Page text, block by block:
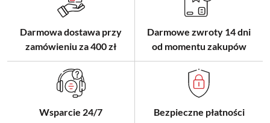
Darmowa dostawa przy
zamówieniu za 400 zł
Darmowe zwroty 14 dni
od momentu zakupów
Wsparcie 24/7 Bezpieczne płatności